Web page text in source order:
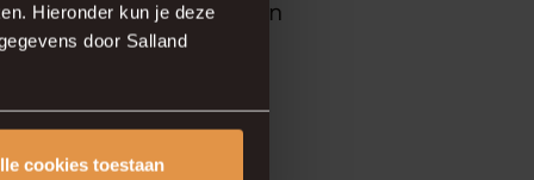
Hieronder kun je deze
door Salland
cookies toestaan
die veilig zijn